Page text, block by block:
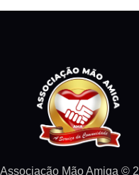
Associação Mão Amiga ©